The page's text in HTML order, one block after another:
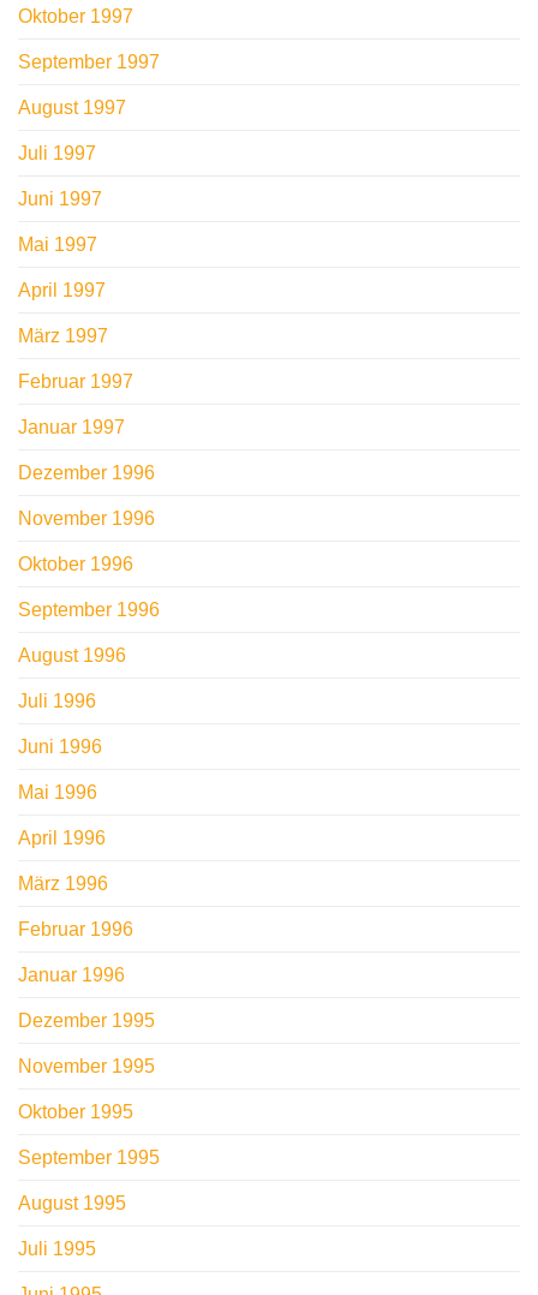
Oktober 1997
September 1997
August 1997
Juli 1997
Juni 1997
Mai 1997
April 1997
März 1997
Februar 1997
Januar 1997
Dezember 1996
November 1996
Oktober 1996
September 1996
August 1996
Juli 1996
Juni 1996
Mai 1996
April 1996
März 1996
Februar 1996
Januar 1996
Dezember 1995
November 1995
Oktober 1995
September 1995
August 1995
Juli 1995